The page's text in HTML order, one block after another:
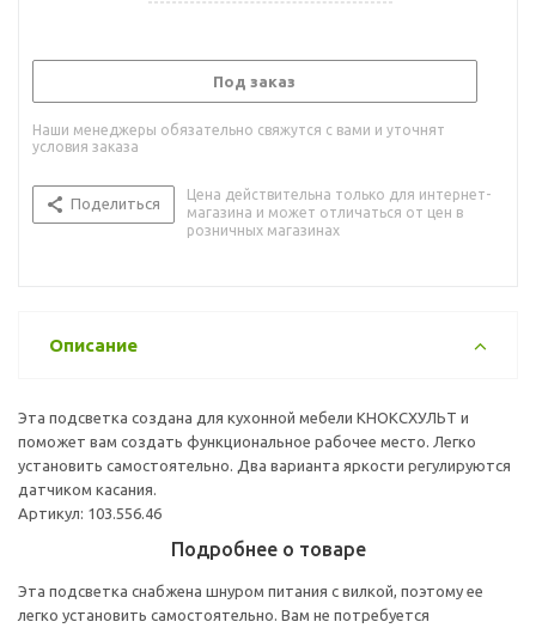
Под заказ
Наши менеджеры обязательно свяжутся с вами и уточнят
условия заказа
Поделиться
Цена действительна только для интернет-
магазина и может отличаться от цен в
розничных магазинах
Описание
Эта подсветка создана для кухонной мебели КНОКСХУЛЬТ и
поможет вам создать функциональное рабочее место. Легко
установить самостоятельно. Два варианта яркости регулируются
датчиком касания.
Артикул: 103.556.46
Подробнее о товаре
Эта подсветка снабжена шнуром питания с вилкой, поэтому ее
легко установить самостоятельно. Вам не потребуется